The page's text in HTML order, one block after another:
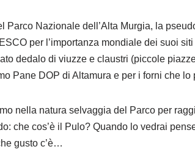
Parco Nazionale dell’Alta Murgia, la
per l’importanza mondiale dei suoi
dedalo di viuzze e claustri (piccole
Pane DOP di Altamura e per i forni che
nella natura selvaggia del Parco per
che cos’è il Pulo? Quando lo vedrai
gusto c’è…